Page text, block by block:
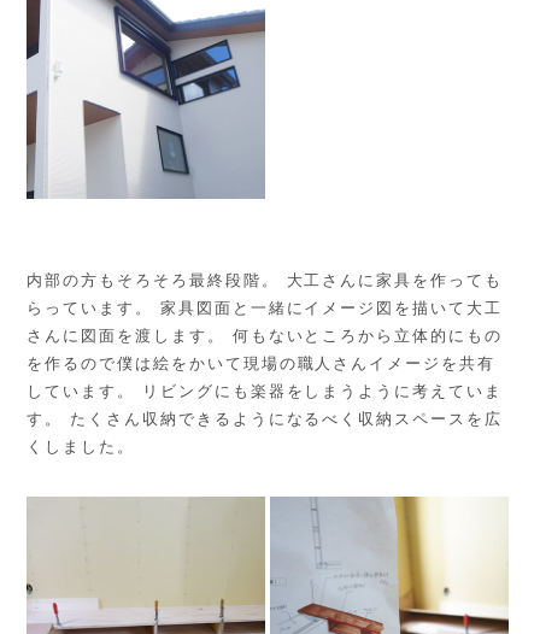
内部の方もそろそろ最終段階。 大工さんに家具を作っても
らっています。 家具図面と一緒にイメージ図を描いて大工
さんに図面を渡します。 何もないところから立体的にもの
を作るので僕は絵をかいて現場の職人さんイメージを共有
しています。 リビングにも楽器をしまうように考えていま
す。 たくさん収納できるようになるべく収納スペースを広
くしました。